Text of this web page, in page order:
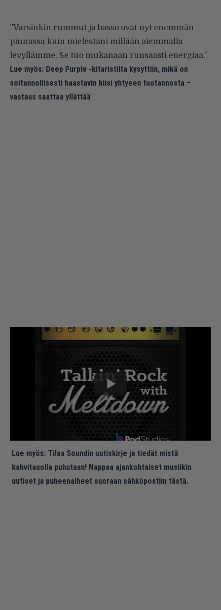
”Varsinkin rummut ja basso ovat nyt enemmän
pinnassa kuin mielestäni millään aiemmalla
levyllämme. Se tuo mukanaan runsaasti energiaa.”
Lue myös: Deep Purple -kitaristilta kysyttiin, mikä on
soitannollisesti haastavin biisi yhtyeen tuotannosta –
vastaus saattaa yllättää
Lue myös: Tilaa Soundin uutiskirje ja tiedät mistä
kahvitauolla puhutaan! Nappaa ajankohtaiset musiikin
uutiset ja puheenaiheet suoraan sähköpostiin tästä.